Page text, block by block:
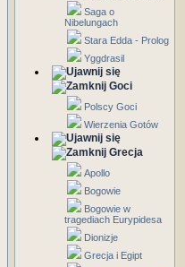
Saga o
Nibelungach
Stara Edda - Prolog
Yggdrasil
Goci
Polscy Goci
Wierzenia Gotów
Grecja
Apollo
Bogowie
Bogowie w
tragediach Eurypidesa
Dionizje
Grecja i Egipt